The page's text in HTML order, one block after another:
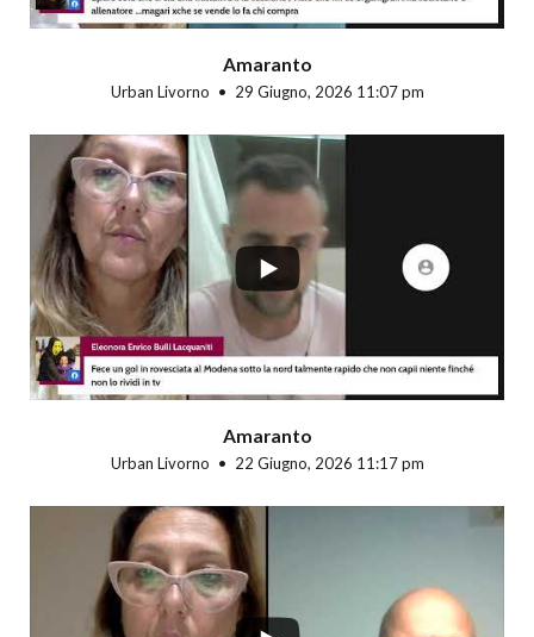
Amaranto
Urban Livorno 29 Giugno, 2026 11:07 pm
Amaranto
Urban Livorno 22 Giugno, 2026 11:17 pm